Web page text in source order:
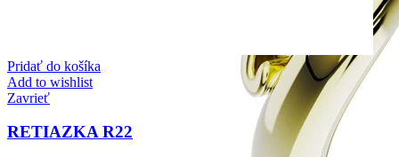
Pridať do košíka
Add to wishlist
Zavrieť
RETIAZKA R22